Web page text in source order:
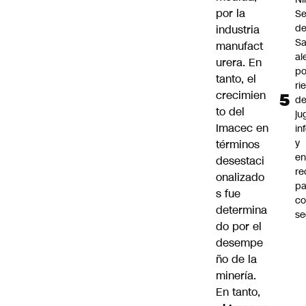
por la
industria
manufact
urera. En
tanto, el
crecimien
to del
Imacec en
términos
desestaci
onalizado
s fue
determina
do por el
desempe
ño de la
minería.
En tanto,
de
de
y